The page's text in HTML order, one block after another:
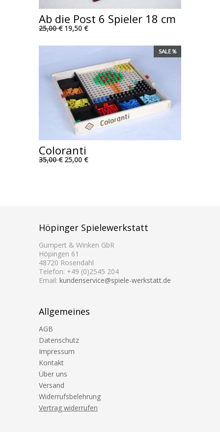
Ab die Post 6 Spieler 18 cm
25,00 €19,50 €
SALE %
Coloranti
35,00 €25,00 €
Höpinger Spielewerkstatt
Gumpert & Winken GbR
Höpingen 61
48720 Rosendahl
Telefon: +49 (0)2545 204
Email: kundenservice@spiele-werkstatt.de
Allgemeines
AGB
Datenschutz
Impressum
Kontakt
Über uns
Versand
Widerrufsbelehrung
Vertrag widerrufen